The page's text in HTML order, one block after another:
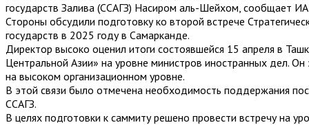
государств Залива (ССАГЗ) Насиром аль-Шейхом, сообщает
Стороны обсудили подготовку ко второй встрече
государств в 2025 году в Самарканде.
Директор высоко оценил итоги состоявшейся 15 апреля в
Центральной Азии» на уровне министров иностранных дел.
на высоком организационном уровне.
В этой связи было отмечена необходимость поддержания
ССАГЗ.
В целях подготовки к саммиту решено провести встречу на